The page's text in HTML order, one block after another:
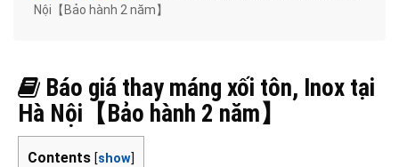
Nội【Bảo hành 2 năm】
Báo giá thay máng xối tôn, Inox tại
Hà Nội【Bảo hành 2 năm】
Contents [show]